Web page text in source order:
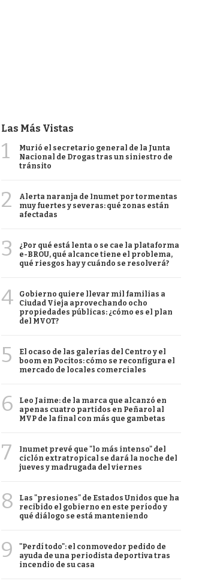
Las Más Vistas
1
Murió el secretario general de la Junta
Nacional de Drogas tras un siniestro de
tránsito
2
Alerta naranja de Inumet por tormentas
muy fuertes y severas: qué zonas están
afectadas
3
¿Por qué está lenta o se cae la plataforma
e-BROU, qué alcance tiene el problema,
qué riesgos hay y cuándo se resolverá?
4
Gobierno quiere llevar mil familias a
Ciudad Vieja aprovechando ocho
propiedades públicas: ¿cómo es el plan
del MVOT?
5
El ocaso de las galerías del Centro y el
boom en Pocitos: cómo se reconfigura el
mercado de locales comerciales
6
Leo Jaime: de la marca que alcanzó en
apenas cuatro partidos en Peñarol al
MVP de la final con más que gambetas
7
Inumet prevé que "lo más intenso" del
ciclón extratropical se dará la noche del
jueves y madrugada del viernes
8
Las "presiones" de Estados Unidos que ha
recibido el gobierno en este período y
qué diálogo se está manteniendo
9
"Perdí todo": el conmovedor pedido de
ayuda de una periodista deportiva tras
incendio de su casa